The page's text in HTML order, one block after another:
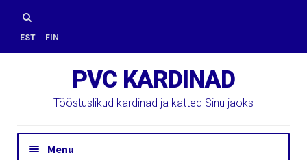
Skip
to
navigation
Skip
to
content
Otsi:
EST FIN
PVC KARDINAD
Tööstuslikud kardinad ja katted Sinu jaoks
Menu